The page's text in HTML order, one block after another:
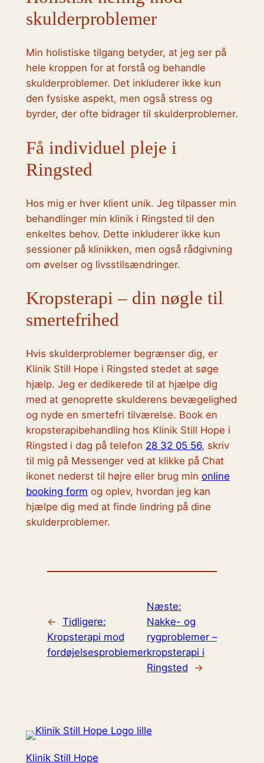
skulderproblemer
Min holistiske tilgang betyder, at jeg ser på
hele kroppen for at forstå og behandle
skulderproblemer. Det inkluderer ikke kun
den fysiske aspekt, men også stress og
byrder, der ofte bidrager til skulderproblemer.
Få individuel pleje i
Ringsted
Hos mig er hver klient unik. Jeg tilpasser min
behandlinger min klinik i Ringsted til den
enkeltes behov. Dette inkluderer ikke kun
sessioner på klinikken, men også rådgivning
om øvelser og livsstilsændringer.
Kropsterapi – din nøgle til
smertefrihed
Hvis skulderproblemer begrænser dig, er
Klinik Still Hope i Ringsted stedet at søge
hjælp. Jeg er dedikerede til at hjælpe dig
med at genoprette skulderens bevægelighed
og nyde en smertefri tilværelse. Book en
kropsterapibehandling hos Klinik Still Hope i
Ringsted i dag på telefon 28 32 05 56, skriv
til mig på Messenger ved at klikke på Chat
ikonet nederst til højre eller brug min online
booking form og oplev, hvordan jeg kan
hjælpe dig med at finde lindring på dine
skulderproblemer.
← Tidligere:
Kropsterapi mod
fordøjelsesproblemer
Næste:
Nakke- og
rygproblemer –
kropsterapi i
Ringsted
→
Klinik Still Hope